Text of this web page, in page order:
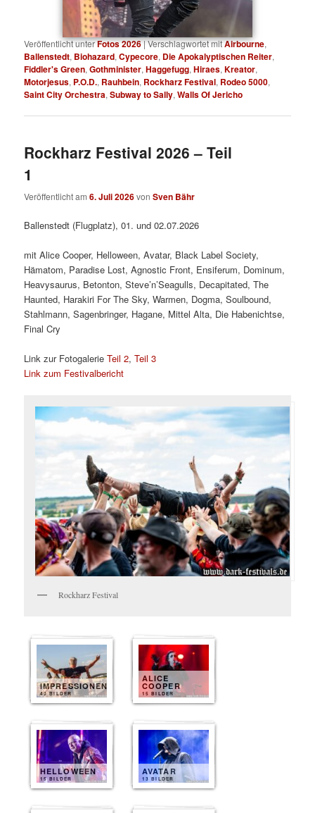
Veröffentlicht unterFotos 2026|Verschlagwortet mitAirbourne,
Ballenstedt, Biohazard,Cypecore, Die Apokalyptischen Reiter,
Fiddler's Green,Gothminister,Haggefugg,Hiraes,Kreator,
Motorjesus, P.O.D., Rauhbein, Rockharz Festival, Rodeo 5000,
Saint City Orchestra,Subway to Sally,Walls Of Jericho
Rockharz Festival 2026 – Teil
1
Veröffentlicht am6. Juli 2026vonSven Bähr
Ballenstedt (Flugplatz), 01. und 02.07.2026
mit Alice Cooper, Helloween, Avatar, Black Label Society,
Hämatom, Paradise Lost, Agnostic Front, Ensiferum, Dominum,
Heavysaurus, Betonton, Steve’n’Seagulls, Decapitated, The
Haunted, Harakiri For The Sky, Warmen, Dogma, Soulbound,
Stahlmann, Sagenbringer, Hagane, Mittel Alta, Die Habenichtse,
Final Cry
Link zur FotogalerieTeil 2,Teil 3
Link zum Festivalbericht
Rockharz Festival
IMPRESSIONEN
40 BILDER
ALICE
COOPER
15 BILDER
HELLOWEEN
15 BILDER
AVATAR
13 BILDER